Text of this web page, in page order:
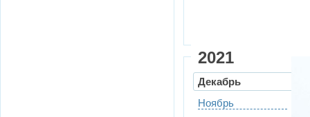
2021
Декабрь
Ноябрь